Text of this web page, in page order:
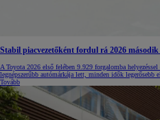
Stabil piacvezetőként fordul rá 2026 második
A Toyota 2026 első felében 9.929 forgalomba
legnépszerűbb autómárkája lett, minden idők legerősebb
Tovább